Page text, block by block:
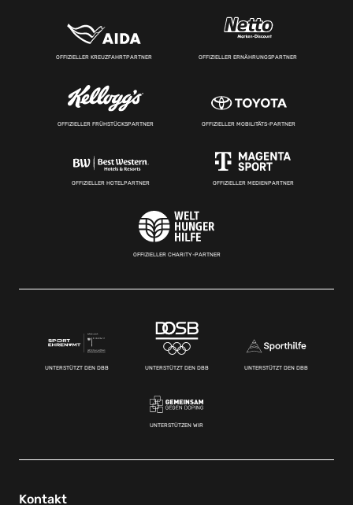
OFFIZIELLER KREUZFAHRTPARTNER OFFIZIELLER ERNÄHRUNGSPARTNER
OFFIZIELLER FRÜHSTÜCKSPARTNER OFFIZIELLER MOBILITÄTS-PARTNER
OFFIZIELLER HOTELPARTNER OFFIZIELLER MEDIENPARTNER
OFFIZIELLER CHARITY-PARTNER
UNTERSTÜTZT DEN DBB UNTERSTÜTZT DEN DBB UNTERSTÜTZT DEN DBB
UNTERSTÜTZEN WIR
Kontakt